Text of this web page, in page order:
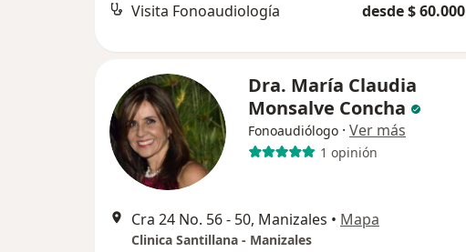
Visita Fonoaudiología desde $ 60.000
Dra. María Claudia
Monsalve Concha
Fonoaudiólogo · Ver más
1 opinión
Cra 24 No. 56 - 50, Manizales • Mapa
Clinica Santillana - Manizales